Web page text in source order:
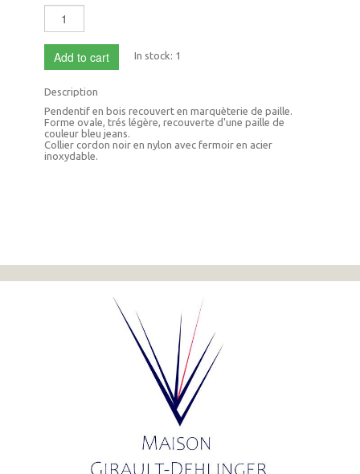
Add to cart In stock: 1
Description
Pendentif en bois recouvert en marquèterie de paille.
Forme ovale, trés légère, recouverte d'une paille de
couleur bleu jeans.
Collier cordon noir en nylon avec fermoir en acier
inoxydable.